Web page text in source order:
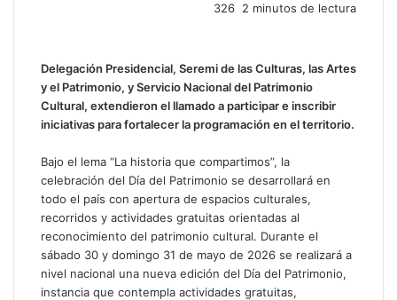
326 2 minutos de lectura
Delegación Presidencial, Seremi de las Culturas, las Artes
y el Patrimonio, y Servicio Nacional del Patrimonio
Cultural, extendieron el llamado a participar e inscribir
iniciativas para fortalecer la programación en el territorio.
Bajo el lema “La historia que compartimos”, la
celebración del Día del Patrimonio se desarrollará en
todo el país con apertura de espacios culturales,
recorridos y actividades gratuitas orientadas al
reconocimiento del patrimonio cultural. Durante el
sábado 30 y domingo 31 de mayo de 2026 se realizará a
nivel nacional una nueva edición del Día del Patrimonio,
instancia que contempla actividades gratuitas,